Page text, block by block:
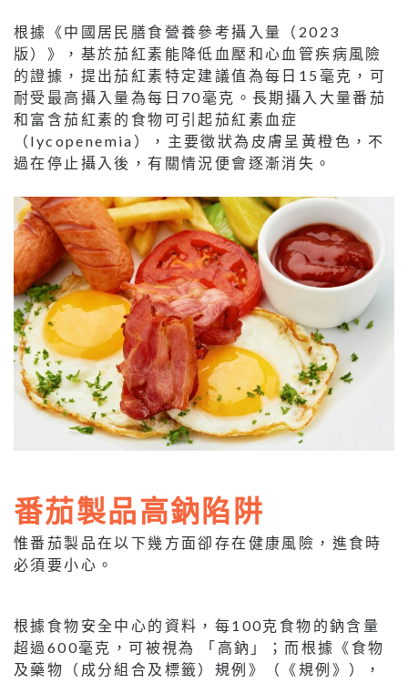
根據《中國居民膳食營養參考攝入量（2023
版）》，基於茄紅素能降低血壓和心血管疾病風險
的證據，提出茄紅素特定建議值為每日15毫克，可
耐受最高攝入量為每日70毫克。長期攝入大量番茄
和富含茄紅素的食物可引起茄紅素血症
（lycopenemia），主要徵狀為皮膚呈黃橙色，不
過在停止攝入後，有關情況便會逐漸消失。
番茄製品高鈉陷阱
惟番茄製品在以下幾方面卻存在健康風險，進食時
必須要小心。
根據食物安全中心的資料，每100克食物的鈉含量
超過600毫克，可被視為 「高鈉」；而根據《食物
及藥物（成分組合及標籤）規例》（《規例》），